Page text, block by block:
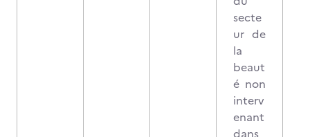
secte
ur de
la
beaut
é non
interv
enant
dans